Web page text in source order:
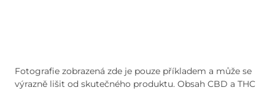
Fotografie zobrazená zde je pouze příkladem a může se
výrazně lišit od skutečného produktu. Obsah CBD a THC